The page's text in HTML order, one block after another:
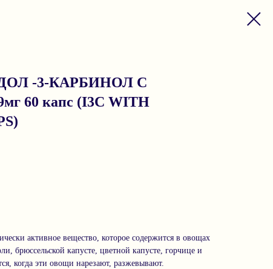
-3-КАРБИНОЛ С
60 капс (I3C WITH
активное вещество, которое содержится в овощах
брюссельской капусте, цветной капусте, горчице и
когда эти овощи нарезают, разжевывают.